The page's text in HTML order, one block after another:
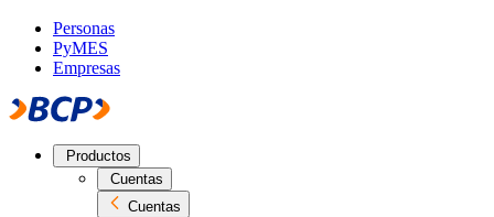
Personas
PyMES
Empresas
Productos
Cuentas
Cuentas